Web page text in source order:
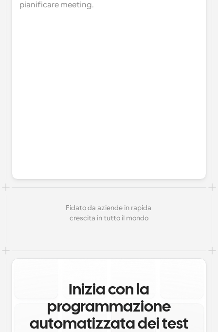
pianificare meeting.
Fidato da aziende in rapida
crescita in tutto il mondo
Inizia con la
programmazione
automatizzata dei test